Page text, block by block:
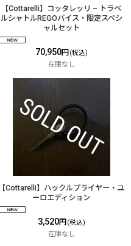
【Cottarelli】コッタレッリ – トラベ
ルシャトルREGOバイス・限定スペシ
ャルセット
70,950円 (税込)
在庫なし
【Cottarelli】ハックルプライヤー・ユ
ーロエディション
3,520円 (税込)
在庫なし